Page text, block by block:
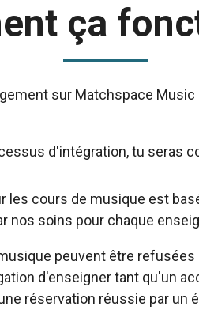
ça
sur Matchspace
d'intégration, tu seras
les cours de musique est
nos soins pour chaque
peuvent être
d'enseigner tant qu'un
réservation réussie par un